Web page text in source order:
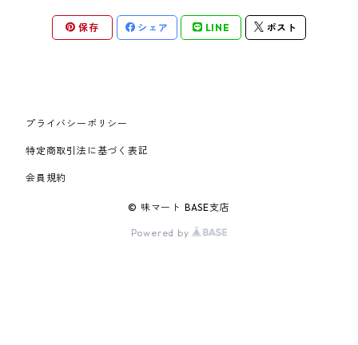
保存 シェア LINE ポスト
プライバシーポリシー
特定商取引法に基づく表記
会員規約
© 味マート BASE支店
Powered by